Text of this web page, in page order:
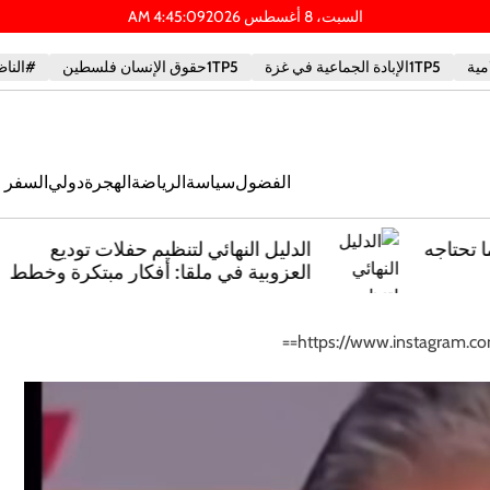
السبت، 8 أغسطس 2026 4:45:10
AM
1TP5الإبادة الجماعية في غزة 1TP5حقوق الإنسان فلسطين
الفضولسياسة الرياضة الهجرةدولي السفر
الدليل النهائي لتنظيم حفلات توديع
العزوبية في ملقا: أفكار مبتكرة وخطط
https://